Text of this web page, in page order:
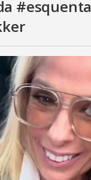
#esquenta